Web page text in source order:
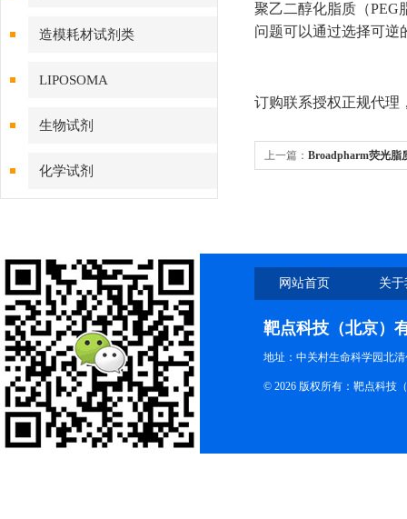
造模耗材试剂类
LIPOSOMA
生物试剂
化学试剂
精品仪器
技术服务
聚乙二醇化脂质 （
问题可以通过选择可逆
订购联系授权正规代理
上一篇： Broadpharm荧光脂
网站首页 关
靶点科技（北京）
地址：中关村生命科学园北
© 2026 版权所有：靶点科技